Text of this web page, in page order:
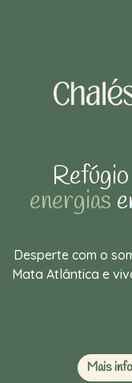
energias
Desperte com o
Mata Atlântica e
Mais